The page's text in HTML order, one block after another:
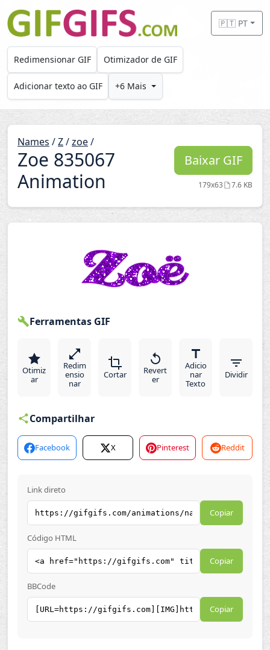
Skip to main content
🇵🇹 PT
Redimensionar GIF Otimizador de GIF
Adicionar texto ao GIF +6 Mais
Names /Z/zoe/
Zoe 835067
Animation
Baixar GIF
179x63 7.6 KB
Ferramentas GIF
Otimiz
ar
Redim
ensio
nar
Cortar
Revert
er
Adicio
nar
Texto
Dividir
Compartilhar
Facebook X Pinterest Reddit
Link direto
Copiar
Código HTML
Copiar
BBCode
Copiar